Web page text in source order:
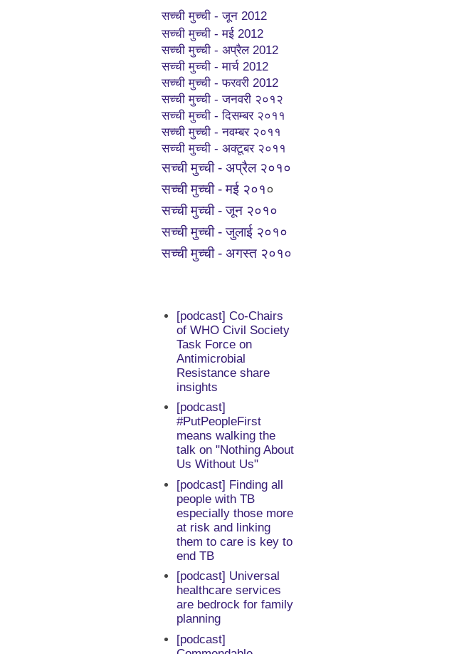
सच्ची मुच्ची - जून 2012
सच्ची मुच्ची - मई 2012
सच्ची मुच्ची - अप्रैल 2012
सच्ची मुच्ची - मार्च 2012
सच्ची मुच्ची - फरवरी 2012
सच्ची मुच्ची - जनवरी २०१२
सच्ची मुच्ची - दिसम्बर २०११
सच्ची मुच्ची - नवम्बर २०११
सच्ची मुच्ची - अक्टूबर २०११
सच्ची मुच्ची - अप्रैल २०१०
सच्ची मुच्ची - मई २०१०
सच्ची मुच्ची - जून २०१०
सच्ची मुच्ची - जुलाई २०१०
सच्ची मुच्ची - अगस्त २०१०
[podcast] Co-Chairs
of WHO Civil Society
Task Force on
Antimicrobial
Resistance share
insights
[podcast]
#PutPeopleFirst
means walking the
talk on "Nothing About
Us Without Us"
[podcast] Finding all
people with TB
especially those more
at risk and linking
them to care is key to
end TB
[podcast] Universal
healthcare services
are bedrock for family
planning
[podcast]